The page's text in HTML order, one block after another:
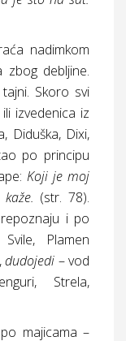
nadimkom
debljine.
Skoro svi
izvedenica iz
Diduška, Dixi,
po principu
Koji je moj
(str. 78).
i po
Plamen
,dudojedi – vod
Strela,
majicama –